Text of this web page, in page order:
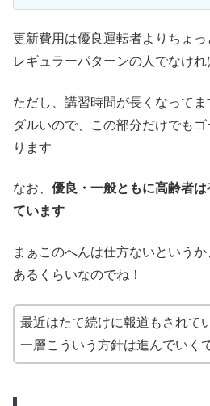
更新費用は優良運転者よりちょ
レギュラーパターンの人でなけ
ただし、講習時間が長くなって
ダルいので、この部分だけでも
ります
なお、 優良・一般ともに高齢者
ています
まぁこのへんは仕方ないという
あるくらいなのでね！
最近はたて続けに報道もされて
一層こういう方針は進んでいく